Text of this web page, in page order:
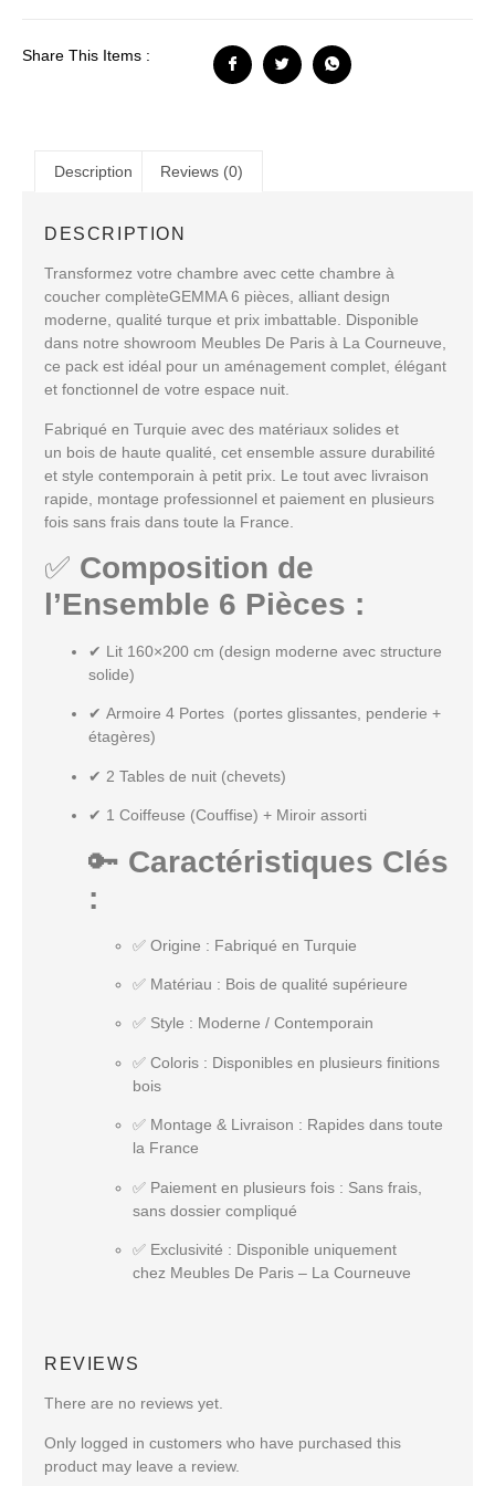
Share This Items :
Description Reviews (0)
DESCRIPTION
Transformez votre chambre avec cette chambre à
coucher complèteGEMMA 6 pièces, alliant design
moderne, qualité turque et prix imbattable. Disponible
dans notre showroom Meubles De Paris à La Courneuve,
ce pack est idéal pour un aménagement complet, élégant
et fonctionnel de votre espace nuit.
Fabriqué en Turquie avec des matériaux solides et
un bois de haute qualité , cet ensemble assure durabilité
et style contemporain à petit prix. Le tout avec livraison
rapide
montage professionnel et paiement en plusieurs
fois sans frais dans toute la France.
✅ Composition de
l’Ensemble 6 Pièces :
✔ Lit 160×200 cm (design moderne avec structure
solide)
✔ Armoire 4 Portes (portes glissantes, penderie +
étagères)
✔ 2 Tables de nuit (chevets)
✔ 1 Coiffeuse (Couffise) + Miroir assorti
🔑 Caractéristiques Clés
:
✅ Origine : Fabriqué en Turquie
✅ Matériau : Bois de qualité supérieure
✅ Style : Moderne / Contemporain
✅ Coloris : Disponibles en plusieurs finitions
bois
✅ Montage & Livraison : Rapides dans toute
la France
✅ Paiement en plusieurs fois : Sans frais,
sans dossier compliqué
✅ Exclusivité : Disponible uniquement
chez Meubles De Paris – La Courneuve
REVIEWS
There are no reviews yet.
Only logged in customers who have purchased this
product may leave a review.